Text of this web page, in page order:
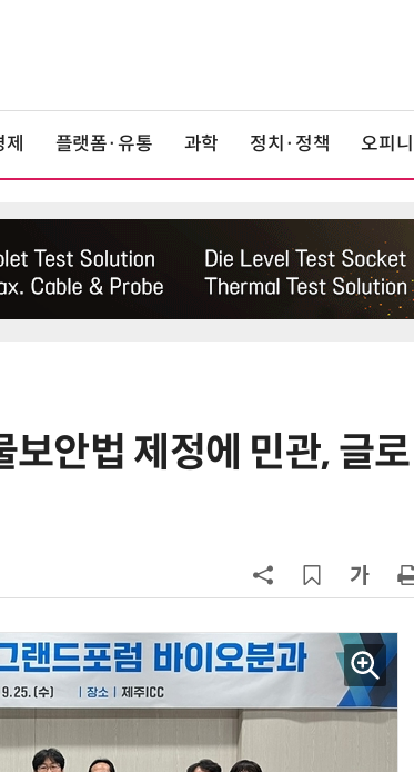
플랫폼·유통 과학 정치·정책 오피
안법 제정에 민관, 글로
6 단독 보험 소비자 개인정보 유출
서 TV·모니터 '大戰'
테크…AI 연금운용 경쟁 본격화
9
LG 엑사원, 中企 제조현장 '전파
대기업과 협력사 AI 상생 시동